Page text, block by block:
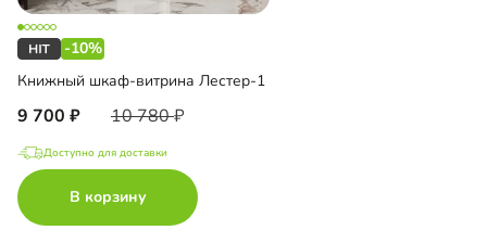
-10%
Книжный шкаф-витрина Лестер-1
9 700 10 780
Доступно для доставки
В корзину